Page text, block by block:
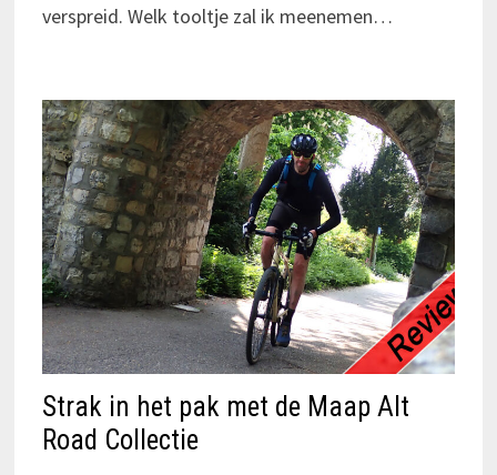
verspreid. Welk tooltje zal ik meenemen…
Strak in het pak met de Maap Alt
Road Collectie